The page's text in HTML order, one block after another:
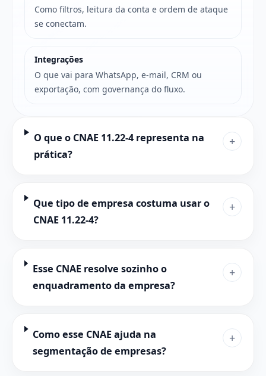
Como filtros, leitura da conta e ordem de ataque
se conectam.
Integrações
O que vai para WhatsApp, e-mail, CRM ou
exportação, com governança do fluxo.
O que o CNAE 11.22-4 representa na
prática?
+
Que tipo de empresa costuma usar o
CNAE 11.22-4?
+
Esse CNAE resolve sozinho o
enquadramento da empresa?
+
Como esse CNAE ajuda na
segmentação de empresas?
+